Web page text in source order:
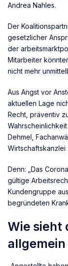
Andrea Nahles.
Der
gesetzlicher
der
Mitarbeiter
nicht mehr
Aus Angst vor
aktuellen Lage
Recht, präventiv
Dehmel,
Wirtschaftskanzlei
Denn: „Das
gültige
Kundengruppe
begründeten
Wie sieht
allgemein